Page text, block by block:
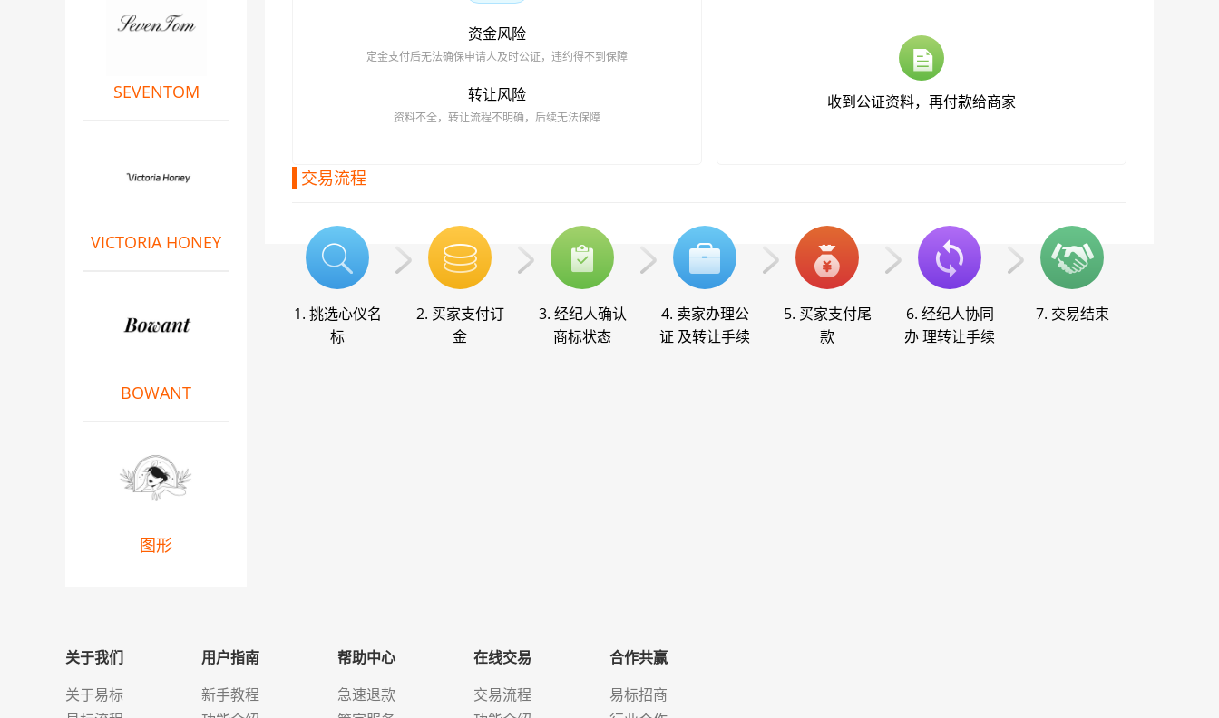
资金风险
定金支付后无法确保申请人及时公证，违约得不到保障
转让风险
资料不全，转让流程不明确，后续无法保障
收到公证资料，再付款给商家
交易流程
1. 挑选心仪名
标
2. 买家支付订
金
3. 经纪人确认
商标状态
4. 卖家办理公
证 及转让手续
5. 买家支付尾
款
6. 经纪人协同
办 理转让手续
7. 交易结束
SEVENTOM
VICTORIA HONEY
BOWANT
图形
关于我们
关于易标
用户指南
新手教程
帮助中心
急速退款
在线交易
交易流程
合作共赢
易标招商